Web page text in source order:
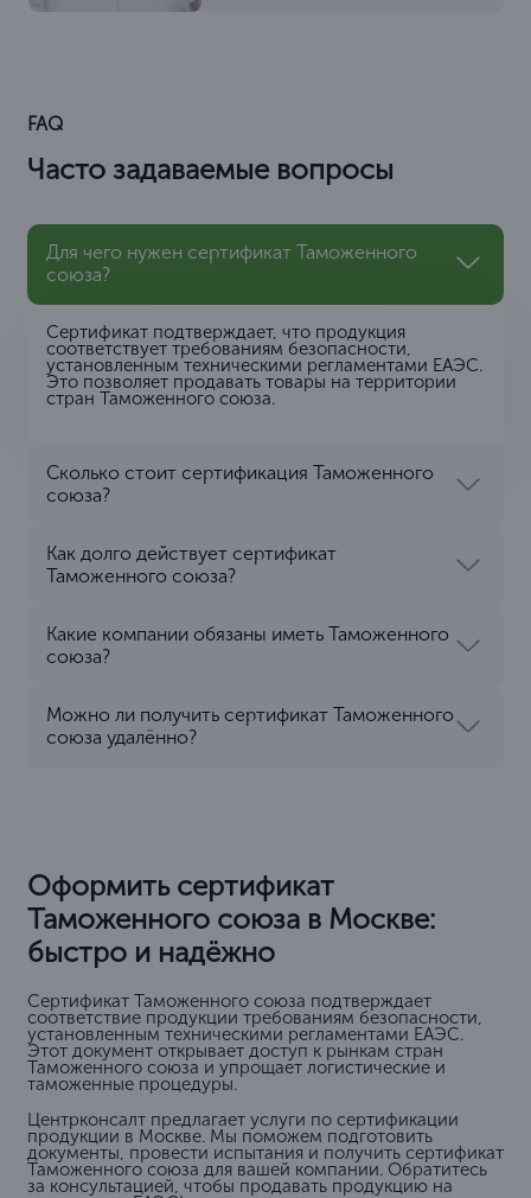
FAQ
Часто задаваемые вопросы
Для чего нужен сертификат Таможенного
союза?
Сертификат подтверждает, что продукция
соответствует требованиям безопасности,
установленным техническими регламентами ЕАЭС.
Это позволяет продавать товары на территории
стран Таможенного союза.
Сколько стоит сертификация Таможенного
союза?
Как долго действует сертификат
Таможенного союза?
Какие компании обязаны иметь Таможенного
союза?
Можно ли получить сертификат Таможенного
союза удалённо?
Оформить сертификат
Таможенного союза в Москве:
быстро и надёжно
Сертификат Таможенного союза подтверждает
соответствие продукции требованиям безопасности,
установленным техническими регламентами ЕАЭС.
Этот документ открывает доступ к рынкам стран
Таможенного союза и упрощает логистические и
таможенные процедуры.
Центрконсалт предлагает услуги по сертификации
продукции в Москве. Мы поможем подготовить
документы, провести испытания и получить сертификат
Таможенного союза для вашей компании. Обратитесь
за консультацией, чтобы продавать продукцию на